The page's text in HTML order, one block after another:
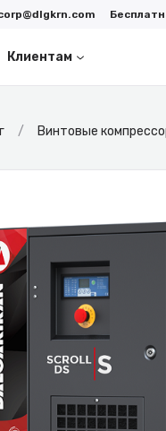
Клиентам
Винтовые